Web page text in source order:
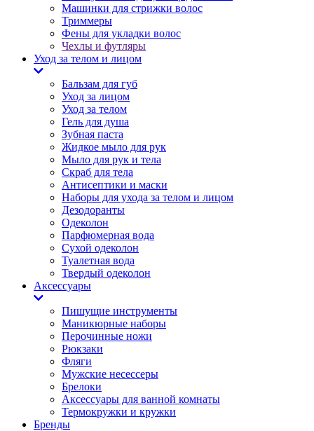
Машинки для стрижки волос
Триммеры
Фены для укладки волос
Чехлы и футляры
Уход за телом и лицом
Бальзам для губ
Уход за лицом
Уход за телом
Гель для душа
Зубная паста
Жидкое мыло для рук
Мыло для рук и тела
Скраб для тела
Антисептики и маски
Наборы для ухода за телом и лицом
Дезодоранты
Одеколон
Парфюмерная вода
Сухой одеколон
Туалетная вода
Твердый одеколон
Аксессуары
Пишущие инструменты
Маникюрные наборы
Перочинные ножи
Рюкзаки
Фляги
Мужские несессеры
Брелоки
Аксессуары для ванной комнаты
Термокружки и кружки
Бренды